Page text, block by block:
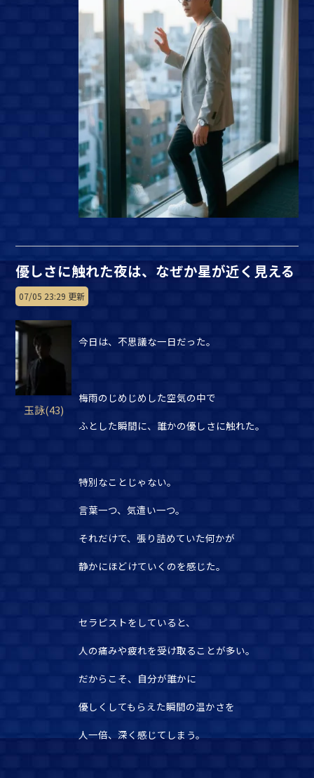
優しさに触れた夜は、なぜか星が近く見える
07/05 23:29 更新
玉詠(43)
今日は、不思議な一日だった。
梅雨のじめじめした空気の中で
ふとした瞬間に、誰かの優しさに触れた。
特別なことじゃない。
言葉一つ、気遣い一つ。
それだけで、張り詰めていた何かが
静かにほどけていくのを感じた。
セラピストをしていると、
人の痛みや疲れを受け取ることが多い。
だからこそ、自分が誰かに
優しくしてもらえた瞬間の温かさを
人一倍、深く感じてしまう。